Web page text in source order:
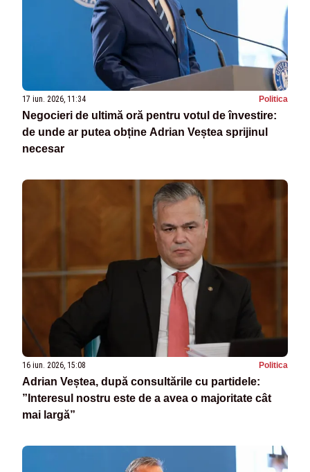
17 iun. 2026, 11:34 Politica
Negocieri de ultimă oră pentru votul de învestire:
de unde ar putea obține Adrian Veștea sprijinul
necesar
16 iun. 2026, 15:08 Politica
Adrian Veștea, după consultările cu partidele:
”Interesul nostru este de a avea o majoritate cât
mai largă”